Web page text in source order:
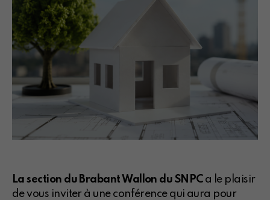
La section du Brabant Wallon du SNPCa le plaisir
de vous inviter à une conférence qui aura pour